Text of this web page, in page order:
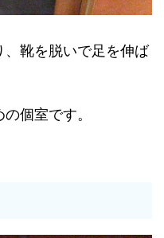
、靴を脱いで足を伸ば
個室です。